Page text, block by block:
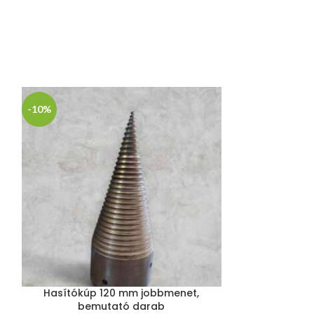
-10%
Hasítókúp 120 mm jobbmenet,
bemutató darab